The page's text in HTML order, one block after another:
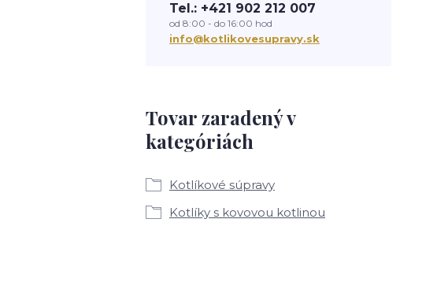
Tovar zaradený v
kategóriách
Kotlíkové súpravy
Kotlíky s kovovou kotlinou
Tel.: +421 902 212 007
od 8:00 - do 16:00 hod
info@kotlikovesupravy.sk